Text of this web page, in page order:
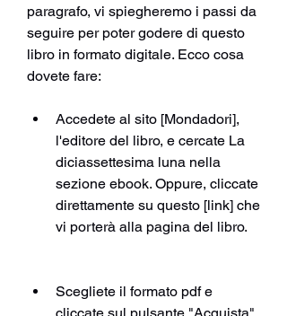
paragrafo, vi spiegheremo i passi da
seguire per poter godere di questo
libro in formato digitale. Ecco cosa
dovete fare:
Accedete al sito [Mondadori],
l'editore del libro, e cercate La
diciassettesima luna nella
sezione ebook. Oppure, cliccate
direttamente su questo [link] che
vi porterà alla pagina del libro.
Scegliete il formato pdf e